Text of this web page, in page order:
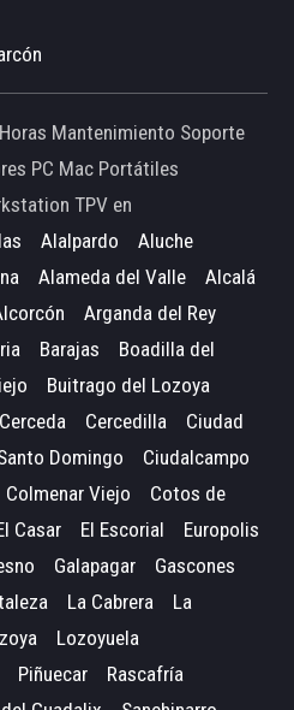
Mantenimiento Soporte
PC Mac Portátiles
TPV en
Alalpardo
Aluche
Alameda del Valle
Alcalá
Arganda del Rey
Barajas
Boadilla del
Buitrago del Lozoya
Cerceda Cercedilla
Ciudad
Domingo
Ciudalcampo
Colmenar Viejo
Cotos de
Casar El Escorial
Europolis
Galapagar
Gascones
La Cabrera
La
Lozoyuela
Piñuecar
Rascafría